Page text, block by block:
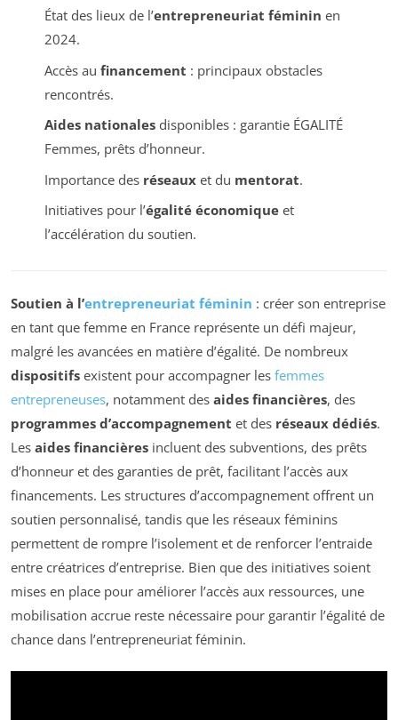
État des lieux de l’entrepreneuriat féminin en
2024.
Accès au financement : principaux obstacles
rencontrés.
Aides nationalesdisponibles : garantie ÉGALITÉ
Femmes, prêts d’honneur.
Importance des réseauxet du mentorat.
Initiatives pour l’égalité économiqueet
l’accélération du soutien.
Soutien à l’entrepreneuriat féminin : créer son entreprise
en tant que femme en France représente un défi majeur,
malgré les avancées en matière d’égalité. De nombreux
dispositifs existent pour accompagner les femmes
entrepreneuses, notamment des aides financières, des
programmes d’accompagnement et des réseaux dédiés.
Les aides financières incluent des subventions, des prêts
d’honneur et des garanties de prêt, facilitant l’accès aux
financements. Les structures d’accompagnement offrent un
soutien personnalisé, tandis que les réseaux féminins
permettent de rompre l’isolement et de renforcer l’entraide
entre créatrices d’entreprise. Bien que des initiatives soient
mises en place pour améliorer l’accès aux ressources, une
mobilisation accrue reste nécessaire pour garantir l’égalité de
chance dans l’entrepreneuriat féminin.